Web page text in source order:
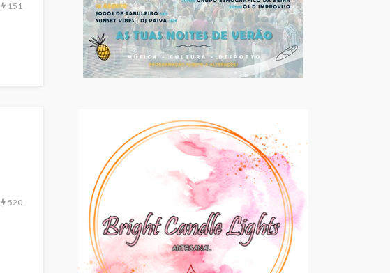
151
520